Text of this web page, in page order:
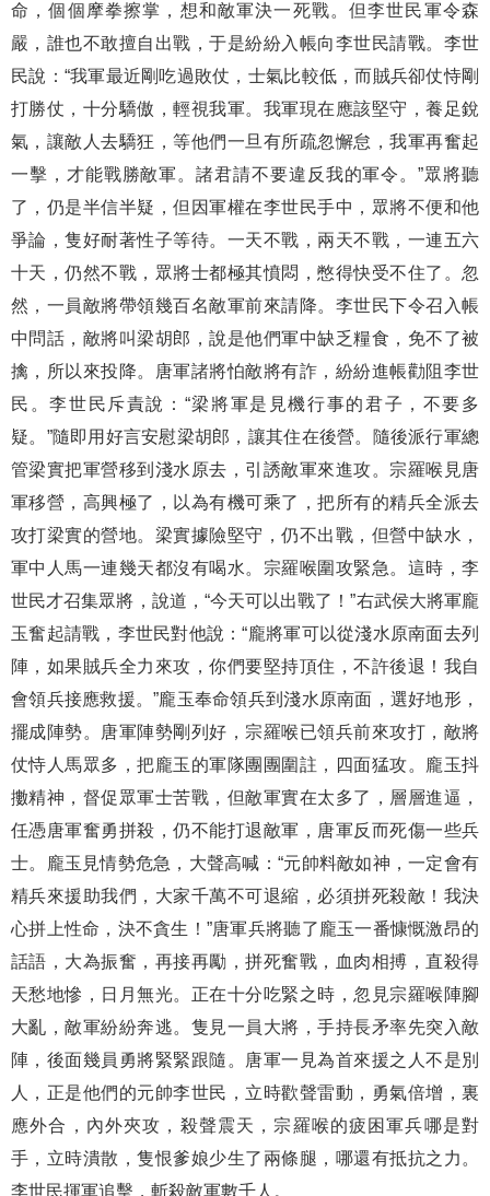
命，個個摩拳擦掌，想和敵軍決一死戰。但李世民軍令森
嚴，誰也不敢擅自出戰，于是紛紛入帳向李世民請戰。李世
民說：“我軍最近剛吃過敗仗，士氣比較低，而賊兵卻仗恃剛
打勝仗，十分驕傲，輕視我軍。我軍現在應該堅守，養足銳
氣，讓敵人去驕狂，等他們一旦有所疏忽懈怠，我軍再奮起
一擊，才能戰勝敵軍。諸君請不要違反我的軍令。”眾將聽
了，仍是半信半疑，但因軍權在李世民手中，眾將不便和他
爭論，隻好耐著性子等待。一天不戰，兩天不戰，一連五六
十天，仍然不戰，眾將士都極其憤悶，憋得快受不住了。忽
然，一員敵將帶領幾百名敵軍前來請降。李世民下令召入帳
中問話，敵將叫梁胡郎，說是他們軍中缺乏糧食，免不了被
擒，所以來投降。唐軍諸將怕敵將有詐，紛紛進帳勸阻李世
民。李世民斥責說：“梁將軍是見機行事的君子，不要多
疑。”隨即用好言安慰梁胡郎，讓其住在後營。隨後派行軍總
管梁實把軍營移到淺水原去，引誘敵軍來進攻。宗羅喉見唐
軍移營，高興極了，以為有機可乘了，把所有的精兵全派去
攻打梁實的營地。梁實據險堅守，仍不出戰，但營中缺水，
軍中人馬一連幾天都沒有喝水。宗羅喉圍攻緊急。這時，李
世民才召集眾將，說道，“今天可以出戰了！”右武侯大將軍龐
玉奮起請戰，李世民對他說：“龐將軍可以從淺水原南面去列
陣，如果賊兵全力來攻，你們要堅持頂住，不許後退！我自
會領兵接應救援。”龐玉奉命領兵到淺水原南面，選好地形，
擺成陣勢。唐軍陣勢剛列好，宗羅喉已領兵前來攻打，敵將
仗恃人馬眾多，把龐玉的軍隊團團圍註，四面猛攻。龐玉抖
擻精神，督促眾軍士苦戰，但敵軍實在太多了，層層進逼，
任憑唐軍奮勇拼殺，仍不能打退敵軍，唐軍反而死傷一些兵
士。龐玉見情勢危急，大聲高喊：“元帥料敵如神，一定會有
精兵來援助我們，大家千萬不可退縮，必須拼死殺敵！我決
心拼上性命，決不貪生！”唐軍兵將聽了龐玉一番慷慨激昂的
話語，大為振奮，再接再勵，拼死奮戰，血肉相搏，直殺得
天愁地慘，日月無光。正在十分吃緊之時，忽見宗羅喉陣腳
大亂，敵軍紛紛奔逃。隻見一員大將，手持長矛率先突入敵
陣，後面幾員勇將緊緊跟隨。唐軍一見為首來援之人不是別
人，正是他們的元帥李世民，立時歡聲雷動，勇氣倍增，裏
應外合，內外夾攻，殺聲震天，宗羅喉的疲困軍兵哪是對
手，立時潰散，隻恨爹娘少生了兩條腿，哪還有抵抗之力。
李世民揮軍追擊，斬殺敵軍數千人。